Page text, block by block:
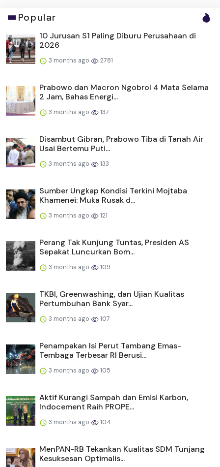
Popular
10 Jurusan S1 Paling Diburu Perusahaan di
2026
3 months ago 2781
Prabowo dan Macron Ngobrol 4 Mata Selama
2 Jam, Bahas Energi...
3 months ago 137
Disambut Gibran, Prabowo Tiba di Tanah Air
Usai Bertemu Puti...
3 months ago 133
Sumber Ungkap Kondisi Terkini Mojtaba
Khamenei: Muka Rusak d...
3 months ago 121
Perang Tak Kunjung Tuntas, Presiden AS
Sepakat Luncurkan Bom...
3 months ago 109
TKBI, Greenwashing, dan Ujian Kualitas
Pertumbuhan Bank Syar...
3 months ago 107
Penampakan Isi Perut Tambang Emas-
Tembaga Terbesar RI Berusi...
3 months ago 105
Aktif Kurangi Sampah dan Emisi Karbon,
Indocement Raih PROPE...
3 months ago 104
MenPAN-RB Tekankan Kualitas SDM Tunjang
Kesuksesan Optimalis...